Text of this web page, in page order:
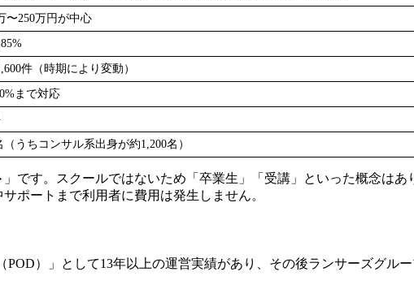
〜250万円が中心
件（時期により変動）
まで対応
（うちコンサル系出身が約1,200名）
」です。スクールではないため「卒業生」「受講」といった概念は
ポートまで利用者に費用は発生しません。
POD）」として13年以上の運営実績があり、その後ランサーズグ